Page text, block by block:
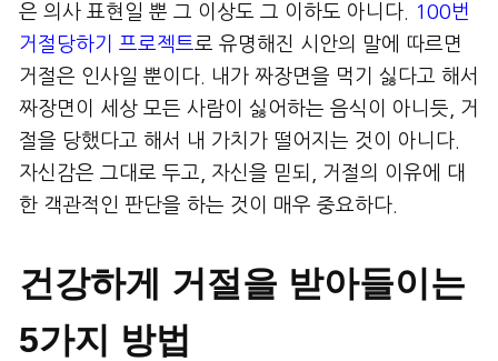
은 의사 표현일 뿐 그 이상도 그 이하도 아니다.
100번
거절당하기 프로젝트로 유명해진 시안의 말에 따르면
거절은 인사일 뿐이다. 내가 짜장면을 먹기 싫다고 해서
짜장면이 세상 모든 사람이 싫어하는 음식이 아니듯, 거
절을 당했다고 해서 내 가치가 떨어지는 것이 아니다.
자신감은 그대로 두고, 자신을 믿되, 거절의 이유에 대
한 객관적인 판단을 하는 것이 매우 중요하다.
건강하게 거절을 받아들이는
5가지 방법